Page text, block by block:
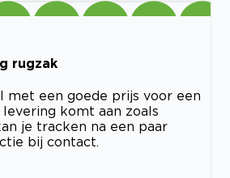
rugzak
met een goede prijs voor een
komt aan zoals
je tracken na een paar
bij contact.